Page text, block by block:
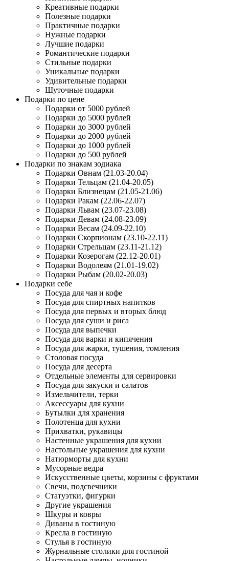
Креативные подарки
Полезные подарки
Практичные подарки
Нужные подарки
Лучшие подарки
Романтические подарки
Стильные подарки
Уникальные подарки
Удивительные подарки
Шуточные подарки
Подарки по цене
Подарки от 5000 рублей
Подарки до 5000 рублей
Подарки до 3000 рублей
Подарки до 2000 рублей
Подарки до 1000 рублей
Подарки до 500 рублей
Подарки по знакам зодиака
Подарки Овнам (21.03-20.04)
Подарки Тельцам (21.04-20.05)
Подарки Близнецам (21.05-21.06)
Подарки Ракам (22.06-22.07)
Подарки Львам (23.07-23.08)
Подарки Девам (24.08-23.09)
Подарки Весам (24.09-22.10)
Подарки Скорпионам (23.10-22.11)
Подарки Стрельцам (23.11-21.12)
Подарки Козерогам (22.12-20.01)
Подарки Водолеям (21.01-19.02)
Подарки Рыбам (20.02-20.03)
Подарки себе
Посуда для чая и кофе
Посуда для спиртных напитков
Посуда для первых и вторых блюд
Посуда для суши и риса
Посуда для выпечки
Посуда для варки и кипячения
Посуда для жарки, тушения, томления
Столовая посуда
Посуда для десерта
Отдельные элементы для сервировки
Посуда для закуски и салатов
Измельчители, терки
Аксессуары для кухни
Бутылки для хранения
Полотенца для кухни
Прихватки, рукавицы
Настенные украшения для кухни
Настольные украшения для кухни
Натюрморты для кухни
Мусорные ведра
Искусственные цветы, корзины с фруктами
Свечи, подсвечники
Статуэтки, фигурки
Другие украшения
Шкуры и ковры
Диваны в гостиную
Кресла в гостиную
Стулья в гостиную
Журнальные столики для гостиной